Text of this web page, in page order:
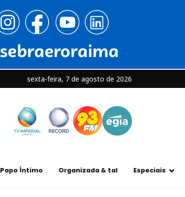
sexta-feira, 7 de agosto de 2026
Papo Íntimo Organizada & tal Especiais